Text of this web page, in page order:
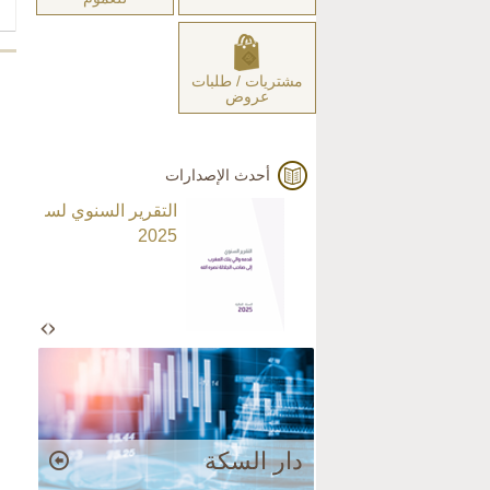
مشتريات / طلبات
عروض
أحدث الإصدارات
التقرير السنوي لسنة
2025
دار السكة